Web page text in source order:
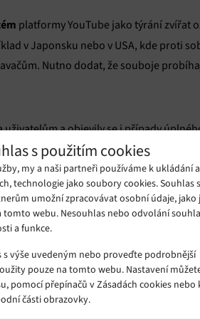
s použitím cookies
my a naši partneři používáme k ukládání
technologie jako soubory cookies. Souhlas
umožní zpracovávat osobní údaje, jako
tomto webu. Nesouhlas nebo odvolání
a funkce.
výše uvedeným nebo proveďte podrobnější
pouze na tomto webu. Nastavení
pomocí přepínačů v Zásadách cookies
části obrazovky.
platformy YouTube jako týrání zvířat
v Japonsku nebo v USA, kde proti
Nutno dodat, že souboje
a objevily se i případy
zvířata úmyslně povzbuzována do
a slíbil, obnovení všech videí. Roboty
YouTube vhodná najde
matoucí, že videa jsou často
pokus umělé inteligence o